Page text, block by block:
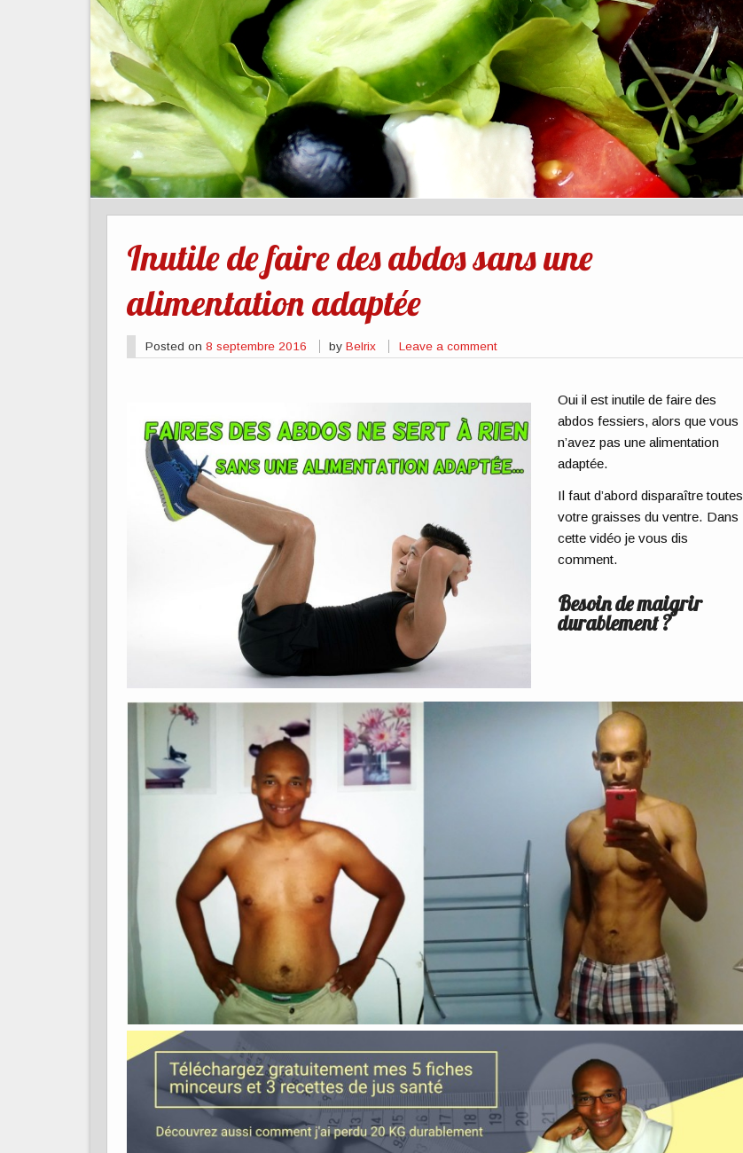
Inutile de faire des abdos sans une
alimentation adaptée
Posted on 8 septembre 2016 byBelrix Leave a comment
Oui il est inutile de faire des
abdos fessiers, alors que vous
n’avez pas une alimentation
adaptée.
Il faut d’abord disparaître toutes
votre graisses du ventre. Dans
cette vidéo je vous dis
comment.
Besoin de maigrir
durablement ?